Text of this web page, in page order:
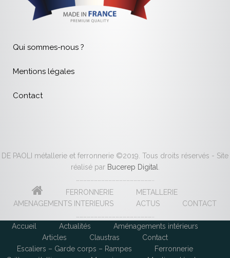
Qui sommes-nous ?
Mentions légales
Contact
DE PAOLI métallerie et ferronnerie ©2019. Tous droits réservés - Site
réalisé par Bucerep Digital
FERRONNERIE
METALLERIE
AMENAGEMENTS INTERIEURS
ACTUS
CONTACT
Accueil
Actualités
Aménagements intérieurs
Articles
Claustras
Contact
Escaliers – Garde corps – Rampes
Ferronnerie